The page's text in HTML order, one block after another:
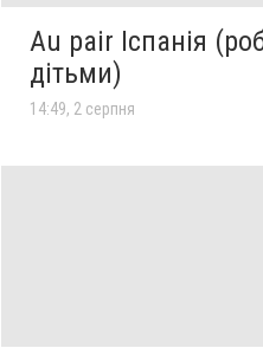
Au pair Іспанія
дітьми)
14:49, 2 серпня